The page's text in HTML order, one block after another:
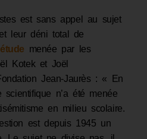
est sans appel au sujet
leur déni total de
menée par les
Kotek et Joël
Jean-Jaurès : « En
scientifique n’a été menée
en milieu scolaire.
est depuis 1945 un